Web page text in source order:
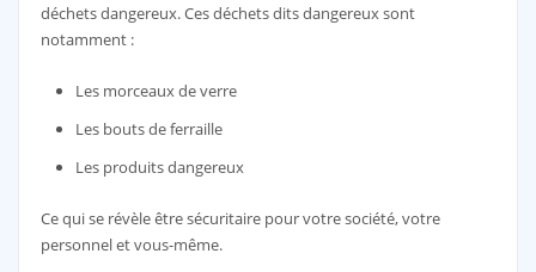
déchets dangereux. Ces déchets dits dangereux sont
notamment :
Les morceaux de verre
Les bouts de ferraille
Les produits dangereux
Ce qui se révèle être sécuritaire pour votre société, votre
personnel et vous-même.